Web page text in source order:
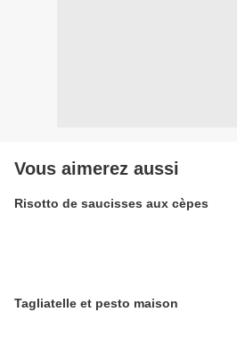
Vous aimerez aussi
Risotto de saucisses aux cèpes
Tagliatelle et pesto maison